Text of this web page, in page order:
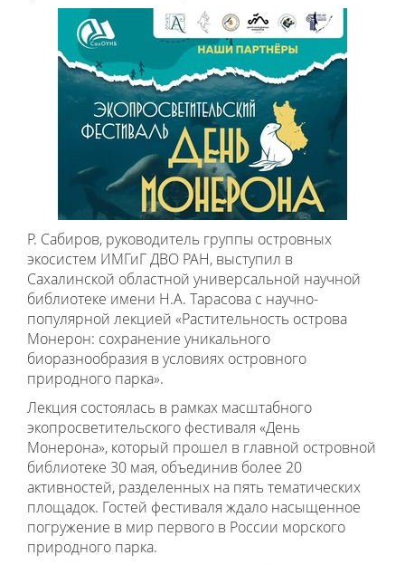
Р. Сабиров, руководитель группы островных
экосистем ИМГиГ ДВО РАН, выступил в
Сахалинской областной универсальной научной
библиотеке имени Н.А. Тарасова с научно-
популярной лекцией «Растительность острова
Монерон: сохранение уникального
биоразнообразия в условиях островного
природного парка».
Лекция состоялась в рамках масштабного
экопросветительского фестиваля «День
Монерона», который прошел в главной островной
библиотеке 30 мая, объединив более 20
активностей, разделенных на пять тематических
площадок. Гостей фестиваля ждало насыщенное
погружение в мир первого в России морского
природного парка.